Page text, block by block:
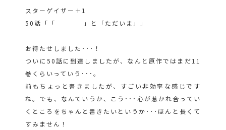
スターゲイザー＋1
50話「「 」と「ただいま」」
お待たせしました･･･！
ついに50話に到達しましたが、なんと原作ではまだ11
巻くらいっていう･･･。
前もちょっと書きましたが、すごい非効率な感じです
ね。でも、なんていうか、こう･･･心が惹かれ合ってい
くところをちゃんと書きたいというか･･･ほんと長くて
すみません！